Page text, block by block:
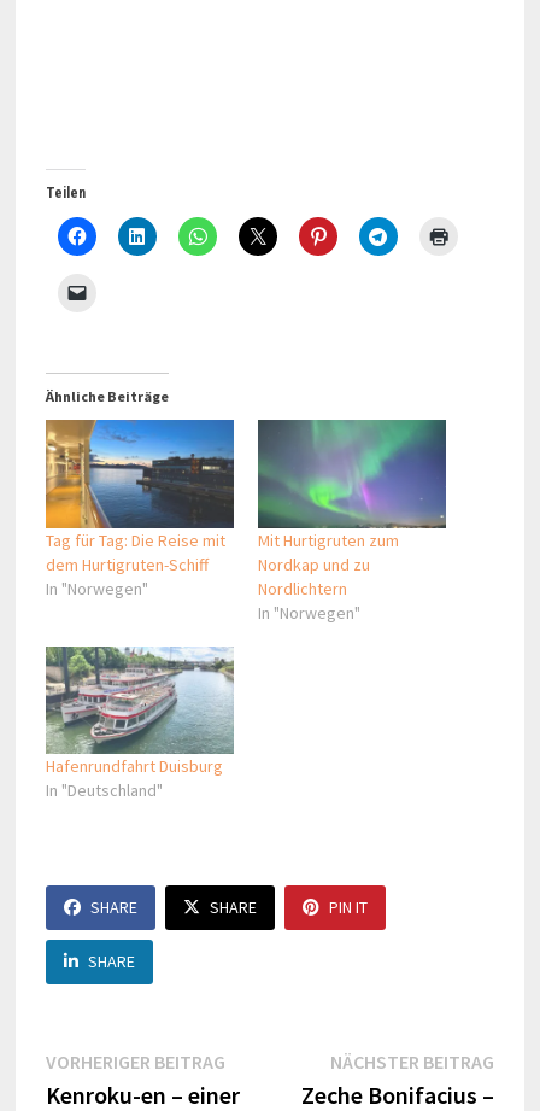
Teilen
Ähnliche Beiträge
Tag für Tag: Die Reise mit
dem Hurtigruten-Schiff
In "Norwegen"
Mit Hurtigruten zum
Nordkap und zu
Nordlichtern
In "Norwegen"
Hafenrundfahrt Duisburg
In "Deutschland"
SHARE SHARE PIN IT
SHARE
Beitragsnavigation
VORHERIGER BEITRAGVorheriger
Beitrag:
Kenroku-en – einer
NÄCHSTER BEITRAG
Zeche Bonifacius –